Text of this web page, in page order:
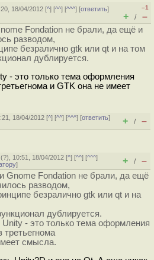
18/04/2012 [^] [^^] [^^^] [ответить]
–1
+ / –
Fondation не брали, да ещё и
разводом,
безралично gtk или qt и на том
дублируется.
- это только тема оформления
и GTK она не имеет
18/04/2012 [^] [^^] [^^^] [ответить]
+ / –
(?), 10:51, 18/04/2012 [^] [^^] [^^^]
] + / –
Gnome Fondation не брали, да ещё
разводом,
безралично gtk или qt и на
дублируется.
Unity - это только тема оформления
третьегнома
смысла.